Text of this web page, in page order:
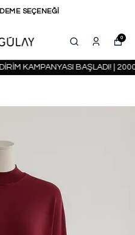
SEÇENEĞİ
0
KAMPANYASI BAŞLADI! | 2000